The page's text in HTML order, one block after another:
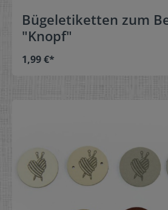
Bügeletiketten zum
"Knopf"
1,99 €*